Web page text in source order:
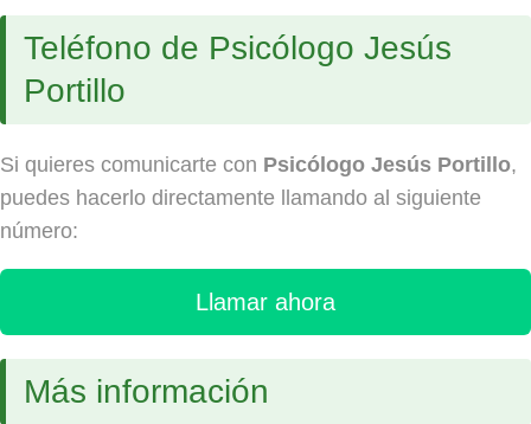
Teléfono de Psicólogo Jesús
Portillo
Si quieres comunicarte con Psicólogo Jesús Portillo,
puedes hacerlo directamente llamando al siguiente
número:
Llamar ahora
Más información